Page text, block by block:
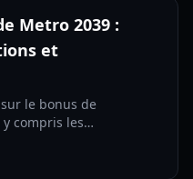
Metro 2039 :
et
le bonus de
compris les